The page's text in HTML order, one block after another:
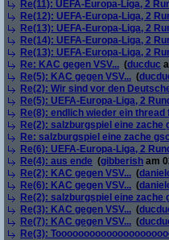
Re(11): UEFA-Europa-Liga, 2
Re(12): UEFA-Europa-Liga, 2
Re(13): UEFA-Europa-Liga, 2
Re(14): UEFA-Europa-Liga, 2
Re(13): UEFA-Europa-Liga, 2
Re: KAC gegen VSV... (ducduc
Re(5): KAC gegen VSV... (
Re(2): Wir sind vor den
Re(5): UEFA-Europa-Liga, 2
Re(8): endlich wieder ein thread
Re(2): salzburgspiel eine zache
Re: salzburgspiel eine zache
Re(6): UEFA-Europa-Liga, 2
Re(4): aus ende (gibberish am
Re(2): KAC gegen VSV... (
Re(6): KAC gegen VSV... (
Re(2): salzburgspiel eine zache
Re(3): KAC gegen VSV... (
Re(7): KAC gegen VSV... (
Re(3):